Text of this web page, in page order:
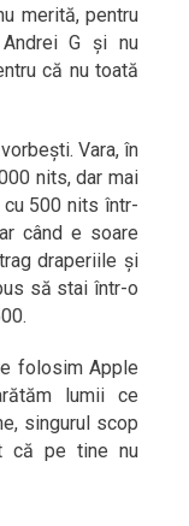
merită, pentru
G și nu
că nu toată
Vara, în
nits, dar mai
cu 500 nits într-
când e soare
draperiile și
să stai într-o
folosim Apple
lumii ce
singurul scop
că pe tine nu